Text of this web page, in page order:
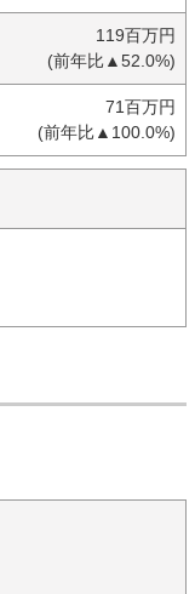
119百万円
(前年比▲52.0%)
71百万円
(前年比▲100.0%)